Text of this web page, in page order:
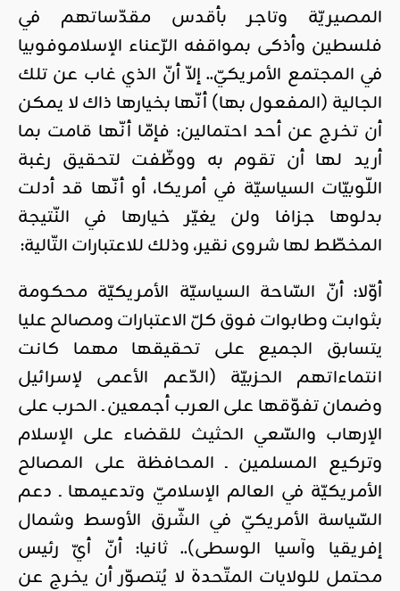
المصيريّة وتاجر بأقدس مقدّساتهم في
فلسطين وأذكى بمواقفه الرّعناء الإسلاموفوبيا
في المجتمع الأمريكيّ.. إلاّ أنّ الذي غاب عن تلك
الجالية (المفعول بها) أنّها بخيارها ذاك لا يمكن
أن تخرج عن أحد احتمالين: فإمّا أنّها قامت بما
أريد لها أن تقوم به ووظّفت لتحقيق رغبة
اللّوبيّات السياسيّة في أمريكا، أو أنّها قد أدلت
بدلوها جزافا ولن يغيّر خيارها في النّتيجة
المخطّط لها شروى نقير، وذلك للاعتبارات التّالية:
أوّلا: أنّ السّاحة السياسيّة الأمريكيّة محكومة
بثوابت وطابوات فوق كلّ الاعتبارات ومصالح عليا
يتسابق الجميع على تحقيقها مهما كانت
انتماءاتهم الحزبيّة (الدّعم الأعمى لإسرائيل
وضمان تفوّقها على العرب أجمعين ـ الحرب على
الإرهاب والسّعي الحثيث للقضاء على الإسلام
وتركيع المسلمين ـ المحافظة على المصالح
الأمريكيّة في العالم الإسلاميّ وتدعيمها ـ دعم
السّياسة الأمريكيّ في الشّرق الأوسط وشمال
إفريقيا وآسيا الوسطى).. ثانيا: أنّ أيّ رئيس
محتمل للولايات المتّحدة لا يُتصوّر أن يخرج عن